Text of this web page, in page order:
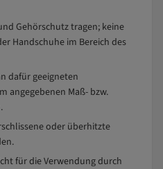
Gehörschutz tragen; keine
Handschuhe im Bereich des
dafür geeigneten
angegebenen Maß- bzw.
oder überhitzte
für die Verwendung durch